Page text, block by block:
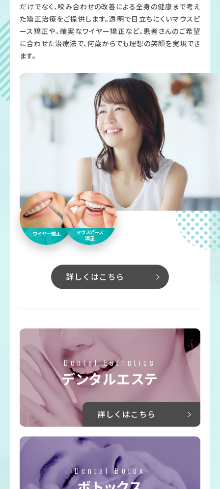
だけでなく、咬み合わせの改善による全身の健康まで考え
た矯正治療をご提供します。透明で目立ちにくいマウスピ
ース矯正や、確実なワイヤー矯正など、患者さんのご希望
に合わせた治療法で、何歳からでも理想の笑顔を実現でき
ます。
詳しくはこちら
ワイヤー矯正
マウスピース
矯正
Dental Esthetics
デンタルエステ
詳しくはこちら
Dental Botox